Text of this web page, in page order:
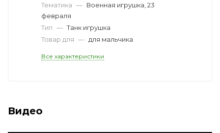
Тематика — Военная игрушка, 23
февраля
Тип — Танк игрушка
Товар для — для мальчика
Все характеристики
Видео